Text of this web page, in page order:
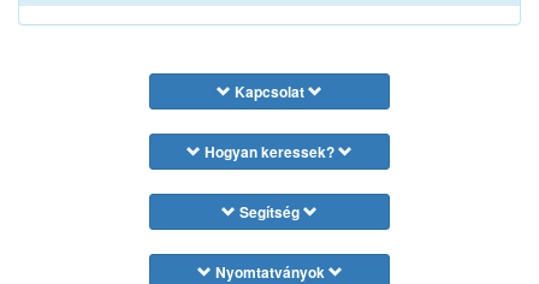
Kapcsolat
Hogyan keressek?
Segítség
Nyomtatványok